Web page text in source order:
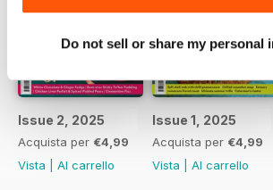
Do not sell or share my personal
Issue 2, 2025
Acquista per €4,99
Vista
Al carrello
Issue 1, 2025
Acquista per €4,99
Vista
Al carrello